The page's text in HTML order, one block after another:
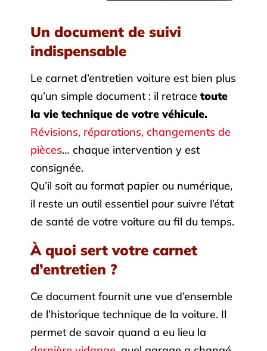
Un document de suivi
indispensable
Le carnet d’entretien voiture est bien plus
qu’un simple document : il retrace toute
la vie technique de votre véhicule.
Révisions, réparations, changements de
pièces… chaque intervention y est
consignée.
Qu’il soit au format papier ou numérique,
il reste un outil essentiel pour suivre l’état
de santé de votre voiture au fil du temps.
À quoi sert votre carnet
d’entretien ?
Ce document fournit une vue d’ensemble
de l’historique technique de la voiture. Il
permet de savoir quand a eu lieu la